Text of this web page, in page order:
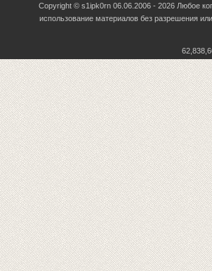
Copyright © s1ipk0rn 06.06.2006 - 2026 Любое
использование материалов без разрешения